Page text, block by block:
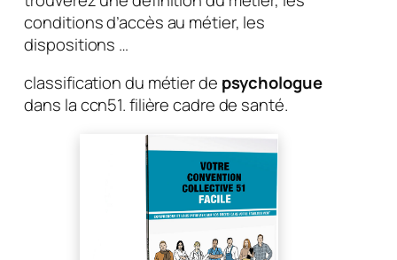
conditions d’accès au métier, les
dispositions …
classification du métier de psychologue
dans la ccn51. filière cadre de santé.